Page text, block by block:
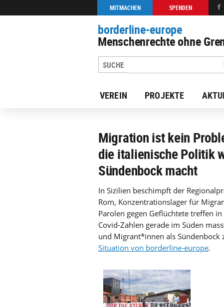
MITMACHEN SPENDEN
borderline-europe
Menschenrechte ohne
VEREIN PROJEKTE
zur Übersicht: Unsere Arbeit
Migration ist kein
die italienische Politik
Sündenbock macht
In Sizilien beschimpft der
Rom, Konzentrationslager für
Parolen gegen Geflüchtete treffen
Covid-Zahlen gerade im Süden
und Migrant*innen als Sündenbock
Situation von borderline-europe.